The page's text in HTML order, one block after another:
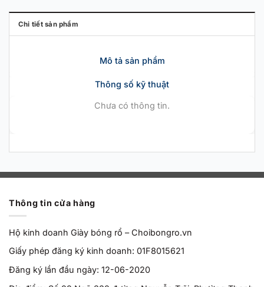
Chi tiết sản phẩm
Mô tả sản phẩm
Thông số kỹ thuật
Chưa có thông tin.
Thông tin cửa hàng
Hộ kinh doanh Giày bóng rổ – Choibongro.vn
Giấy phép đăng ký kinh doanh: 01F8015621
Đăng ký lần đầu ngày: 12-06-2020